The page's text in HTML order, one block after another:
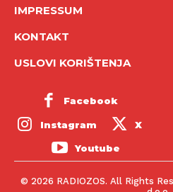
IMPRESSUM
KONTAKT
USLOVI KORIŠTENJA
Facebook
Instagram X
Youtube
© 2026 RADIOZOS. All Rights